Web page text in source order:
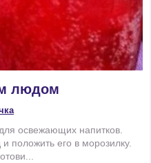
людом
освежающих напитков.
положить его в морозилку.